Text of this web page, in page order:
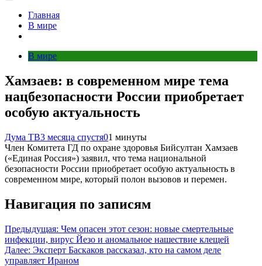
Главная
В мире
В мире
Хамзаев: в современном мире тема
нацбезопасности России приобретает
особую актуальность
Дума ТВ3 месяца спустя01 минуты
Члeн Комитета ГД по охране здоровья Бийсултан Хамзаев
(«Единая Россия») заявил, что тема национальной
безопасности России приобретает особую актуальность в
современном мире, который полон вызовов и перемен.
Навигация по записям
Предыдущая: Чем опасен этот сезон: новые смертельные
инфекции, вирус Йезо и аномальное нашествие клещей
Далее: Эксперт Баскаков рассказал, кто на самом деле
управляет Ираном